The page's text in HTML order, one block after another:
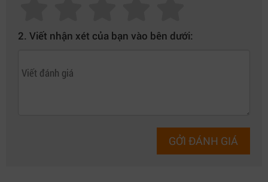
2. Viết nhận xét của bạn vào bên dưới:
GỞI ĐÁNH GIÁ